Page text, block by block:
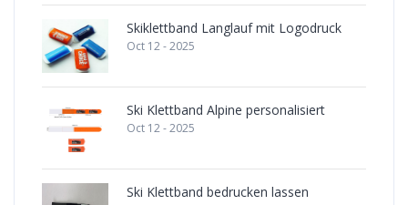
Skiklettband Langlauf mit Logodruck
Oct 12 - 2025
Ski Klettband Alpine personalisiert
Oct 12 - 2025
Ski Klettband bedrucken lassen